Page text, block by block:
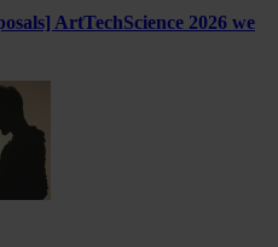
ArtTechScience 2026 we